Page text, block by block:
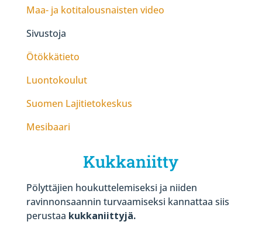
Maa- ja kotitalousnaisten video
Sivustoja
Ötökkätieto
Luontokoulut
Suomen Lajitietokeskus
Mesibaari
Kukkaniitty
Pölyttäjien houkuttelemiseksi ja niiden
ravinnonsaannin turvaamiseksi kannattaa siis
perustaa kukkaniittyjä.